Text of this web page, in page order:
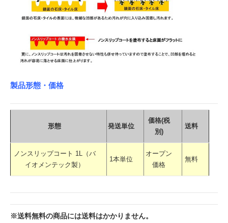
製品形態・価格
形態 発送単位
価格(税
別)
送料
ノンスリップコート 1L（バ
イオメンテック製）
1本単位
オープン
価格
無料
※送料無料の商品には送料はかかりません。